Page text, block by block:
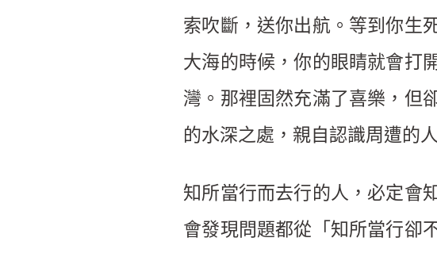
索吹斷，送你出航。等到你生
大海的時候，你的眼睛就會打
灣。那裡固然充滿了喜樂，但
的水深之處，親自認識周遭的
知所當行而去行的人，必定會
會發現問題都從「知所當行卻